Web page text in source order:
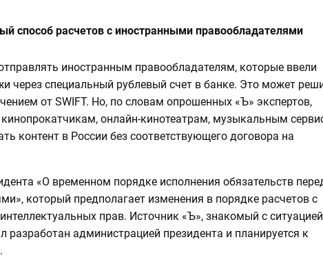
способ расчетов с иностранными правообладателями
иностранным правообладателям, которые ввели
через специальный рублевый счет в банке. Это может
от SWIFT. Но, по словам опрошенных «Ъ» экспертов,
кинопрокатчикам, онлайн-кинотеатрам, музыкальным
контент в России без соответствующего договора на
«О временном порядке исполнения обязательств
который предполагает изменения в порядке расчетов с
прав. Источник «Ъ», знакомый с
разработан администрацией президента и планируется к